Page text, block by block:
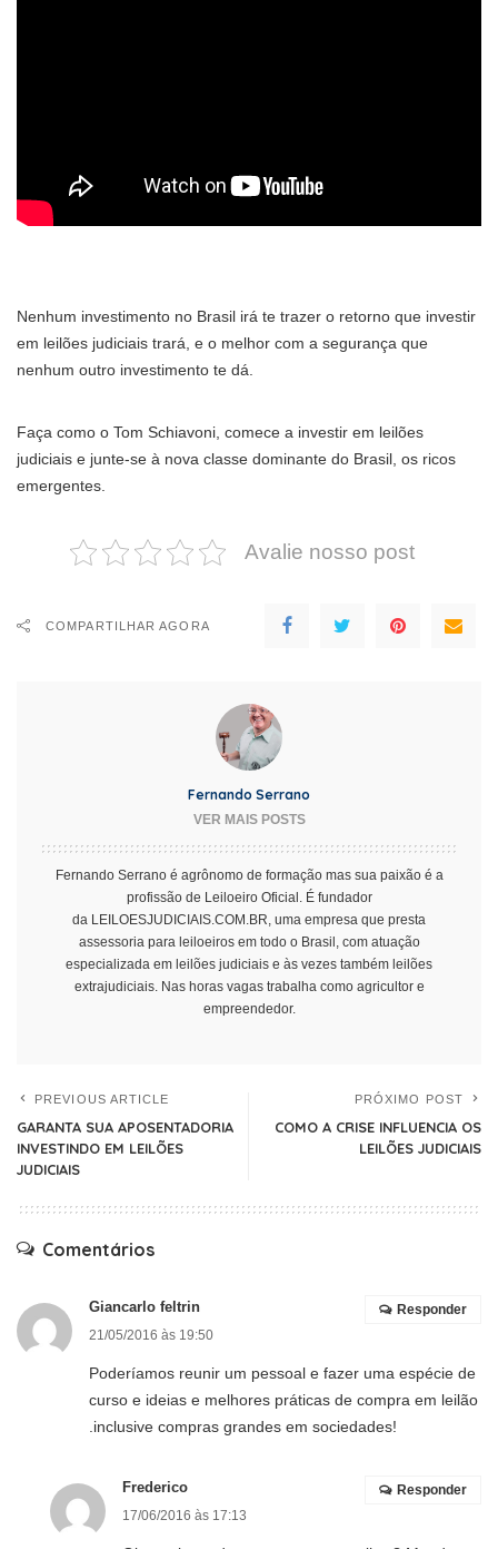
Nenhum investimento no Brasil irá te trazer o retorno que investir
em leilões judiciais trará, e o melhor com a segurança que
nenhum outro investimento te dá.
Faça como o Tom Schiavoni, comece a investir em leilões
judiciais e junte-se à nova classe dominante do Brasil, os ricos
emergentes.
Avalie nosso post
COMPARTILHAR AGORA
Fernando Serrano
VER MAIS POSTS
Fernando Serrano é agrônomo de formação mas sua paixão é a
profissão de Leiloeiro Oficial. É fundador
da LEILOESJUDICIAIS.COM.BR, uma empresa que presta
assessoria para leiloeiros em todo o Brasil, com atuação
especializada em leilões judiciais e às vezes também leilões
extrajudiciais. Nas horas vagas trabalha como agricultor e
empreendedor.
PREVIOUS ARTICLE
GARANTA SUA APOSENTADORIA
INVESTINDO EM LEILÕES
JUDICIAIS
PRÓXIMO POST
COMO A CRISE INFLUENCIA OS
LEILÕES JUDICIAIS
Comentários
Giancarlo feltrin
21/05/2016 às 19:50
Poderíamos reunir um pessoal e fazer uma espécie de
curso e ideias e melhores práticas de compra em leilão
.inclusive compras grandes em sociedades!
Responder
Frederico
17/06/2016 às 17:13
Responder